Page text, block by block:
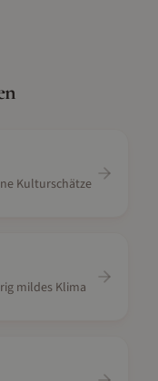
Kulturschätze
mildes Klima